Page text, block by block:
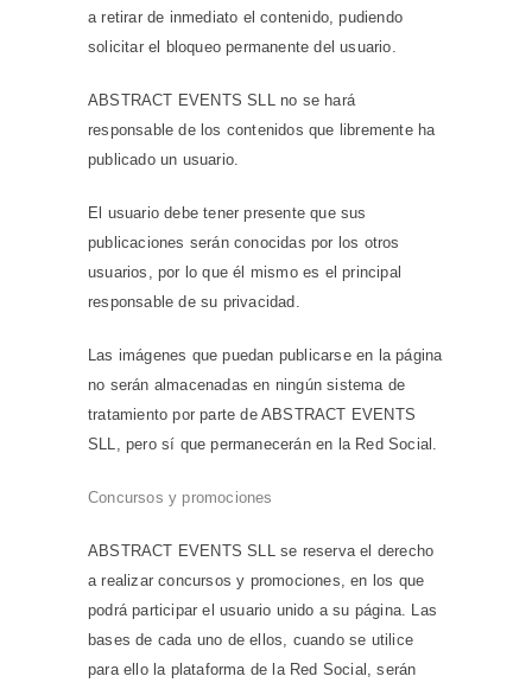
a retirar de inmediato el contenido, pudiendo
solicitar el bloqueo permanente del usuario.
ABSTRACT EVENTS SLL no se hará
responsable de los contenidos que libremente ha
publicado un usuario.
El usuario debe tener presente que sus
publicaciones serán conocidas por los otros
usuarios, por lo que él mismo es el principal
responsable de su privacidad.
Las imágenes que puedan publicarse en la página
no serán almacenadas en ningún sistema de
tratamiento por parte de ABSTRACT EVENTS
SLL, pero sí que permanecerán en la Red Social.
Concursos y promociones
ABSTRACT EVENTS SLL se reserva el derecho
a realizar concursos y promociones, en los que
podrá participar el usuario unido a su página. Las
bases de cada uno de ellos, cuando se utilice
para ello la plataforma de la Red Social, serán